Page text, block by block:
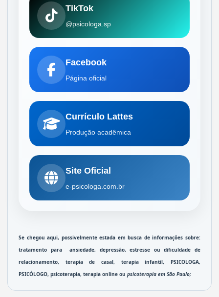
TikTok
@psicologa.sp
Facebook
Página oficial
Currículo Lattes
Produção acadêmica
Site Oficial
e-psicologa.com.br
Se chegou aqui, possivelmente estada em busca de informações sobre:
tratamento para ansiedade, depressão, estresse ou dificuldade de
relacionamento, terapia de casal, terapia infantil, PSICOLOGA,
PSICÓLOGO, psicoterapia, terapia online ou psicoterapia em São Paulo;